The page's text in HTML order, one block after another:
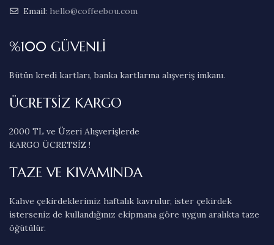
Email: hello@coffeebou.com
%100 GÜVENLİ
Bütün kredi kartları, banka kartlarına alışveriş imkanı.
ÜCRETSİZ KARGO
2000 TL ve Üzeri Alışverişlerde
KARGO ÜCRETSİZ !
TAZE VE KIVAMINDA
Kahve çekirdeklerimiz haftalık kavrulur, ister çekirdek
isterseniz de kullandığınız ekipmana göre uygun aralıkta taze
öğütülür.